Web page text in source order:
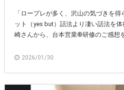
「ロープレが多く、沢山の気づきを
ット（yes but）話法より凄い話法を
崎さんから、台本営業®研修のご感想
2026/01/30